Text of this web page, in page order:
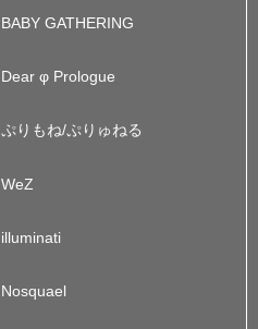
BABY GATHERING
Dear φ Prologue
ぷりもね/ぷりゅねる
WeZ
illuminati
Nosquael